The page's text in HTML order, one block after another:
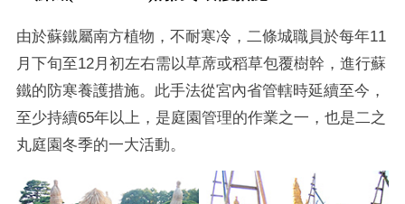
由於蘇鐵屬南方植物，不耐寒冷，二條城職員於每年11
月下旬至12月初左右需以草蓆或稻草包覆樹幹，進行蘇
鐵的防寒養護措施。此手法從宮內省管轄時延續至今，
至少持續65年以上，是庭園管理的作業之一，也是二之
丸庭園冬季的一大活動。